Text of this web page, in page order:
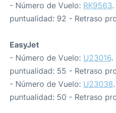
- Número de Vuelo: RK9563
puntualidad: 92 - Retraso
EasyJet
- Número de Vuelo: U23016.
puntualidad: 55 - Retraso
- Número de Vuelo: U23038
puntualidad: 50 - Retraso